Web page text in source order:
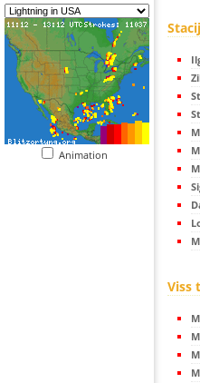
Animation
Viss